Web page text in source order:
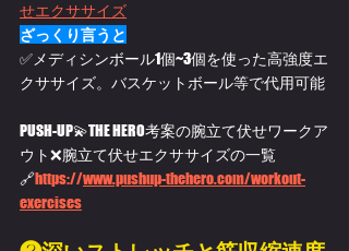
せエクササイズ
ざっくり言うと
✅メディシンボール1個~3個を使った高強度エ
クササイズ。バスケットボール等で代用可能
PUSH-UP💫THE HERO考案の腕立て伏せワークア
ウト❌腕立て伏せエクササイズの一覧
🔗https://www.pushup-thehero.com/workout-
exercises